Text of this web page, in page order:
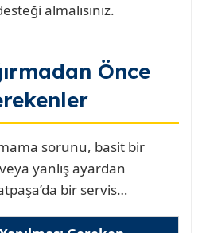
almalısınız.
Önce
sorunu, basit bir
yanlış ayardan
bir servis